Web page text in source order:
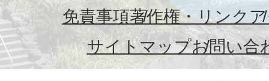
免責事項著作権・リンク
サイトマップお問い合